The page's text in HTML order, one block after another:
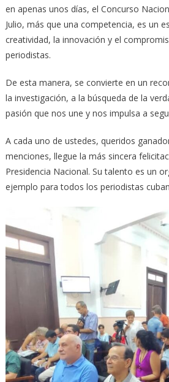
en apenas unos días, el Concurso
Julio, más que una competencia, es un
creatividad, la innovación y el
periodistas.
De esta manera, se convierte en un
la investigación, a la búsqueda de la
pasión que nos une y nos impulsa a
A cada uno de ustedes, queridos
menciones, llegue la más sincera
Presidencia Nacional. Su talento es un
ejemplo para todos los periodistas